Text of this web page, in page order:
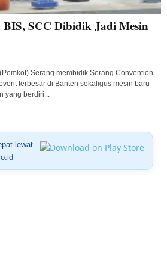
SCC Dibidik Jadi Mesin
Serang membidik Serang Convention
terbesar di Banten sekaligus mesin baru
yang berdiri...
lewat